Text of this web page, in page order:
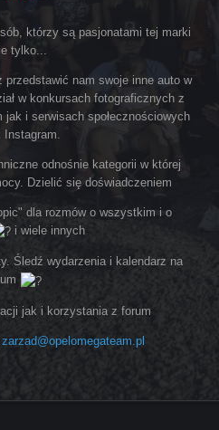
którzy są pasjonatami tej marki
tylko...
nam swoje inne auto w
w konkursach fotograficznych z
i serwisach społecznościowych
Instagram.
odnośnie kategorii w której
Dzielić się doświadczeniem
dla rozmów o wszystkim i o
i wiele innych
Śledź wydarzenia i kalendarz na
jak i korzystania z forum
zarzad@opelomegateam.pl